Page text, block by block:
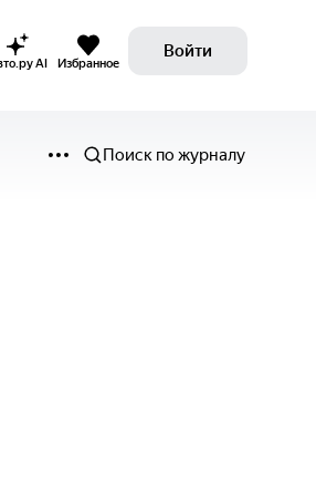
AI Избранное
Войти
Поиск по журналу